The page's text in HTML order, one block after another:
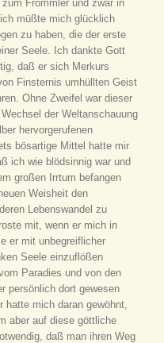
Frömmler und zwar in
müßte mich glücklich
zu haben, die der erste
Seele. Ich dankte Gott
daß er sich Merkurs
Finsternis umhüllten Geist
Ohne Zweifel war dieser
der Weltanschauung
hervorgerufenen
bösartige Mittel hatte mir
ich wie blödsinnig war und
großen Irrtum befangen
Weisheit den
Lebenswandel zu
mit, wenn er mich in
er mit unbegreiflicher
Seele einzuflößen
Paradies und von den
persönlich dort gewesen
mich daran gewöhnt,
aber auf diese göttliche
daß man ihren Weg